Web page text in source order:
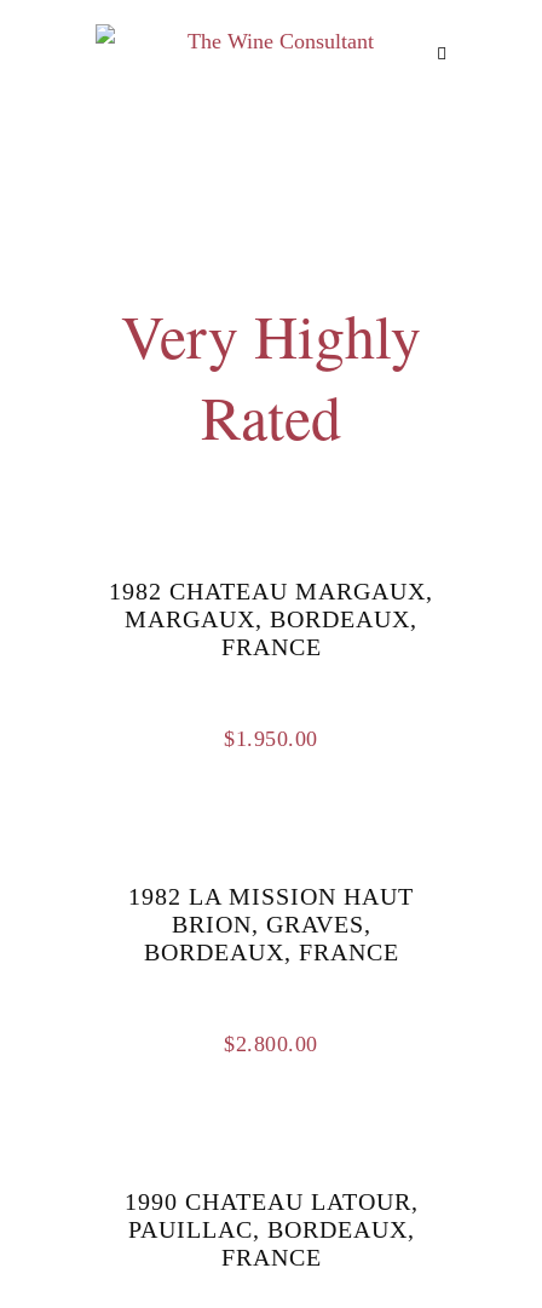
Very Highly
Rated
1982 CHATEAU MARGAUX,
MARGAUX, BORDEAUX,
FRANCE
$1.950.00
1982 LA MISSION HAUT
BRION, GRAVES,
BORDEAUX, FRANCE
$2.800.00
1990 CHATEAU LATOUR,
PAUILLAC, BORDEAUX,
FRANCE